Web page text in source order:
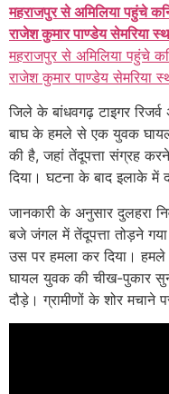
महराजपुर से अमिलिया पहुंचे
राजेश कुमार पाण्डेय सेमरिया
महराजपुर से अमिलिया पहुंचे
राजेश कुमार पाण्डेय सेमरिया
जिले के बांधवगढ़ टाइगर
बाघ के हमले से एक युवक
की है, जहां तेंदूपत्ता संग्रह
दिया। घटना के बाद इलाके में
जानकारी के अनुसार दुलहरा
बजे जंगल में तेंदूपत्ता तोड़ने
उस पर हमला कर दिया।
घायल युवक की चीख-पुकार
दौड़े। ग्रामीणों के शोर मचाने